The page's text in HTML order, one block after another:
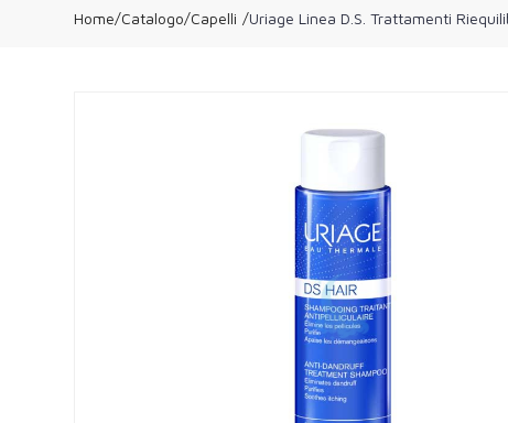
Home Catalogo/Capelli Uriage Linea D.S. Trattamenti